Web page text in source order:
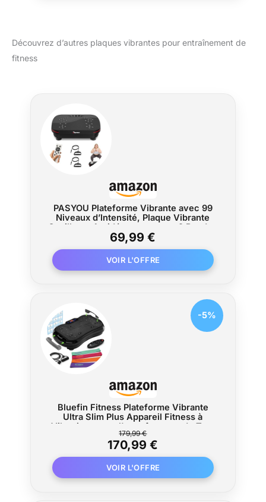
prédéfinis, cette plateforme vibrante
Surface antidérapante, écran intuitif et
fonctionnement silencieux pour un
entraînement pratique où que vous soyez.
ACCOMPAGNEZ VOTRE PARCOURS FORME
: Profitez d’un manuel détaillé, d’une
à des vidéos d’entraînement professionnelles
pour atteindre vos objectifs avec LifePro.
Découvrez d’autres plaques vibrantes pour entraînement de
fitness
PASYOU Plateforme Vibrante avec 99
Niveaux d’Intensité, Plaque Vibrante
Oscillante Antidérapante avec 2 Bandes
de Résistance et Télécommande,
Machine de Fitness pour Entraînement
du Corps Entier
69,99 €
Bluefin Fitness Plateforme Vibrante
Ultra Slim Plus Appareil Fitness à
Vibrations pour l'entraînement de Tout
Le Corps | Plaque vibrante au Design
Compact avec Bandes de résistance
179,99 €
170,99 €
-5%